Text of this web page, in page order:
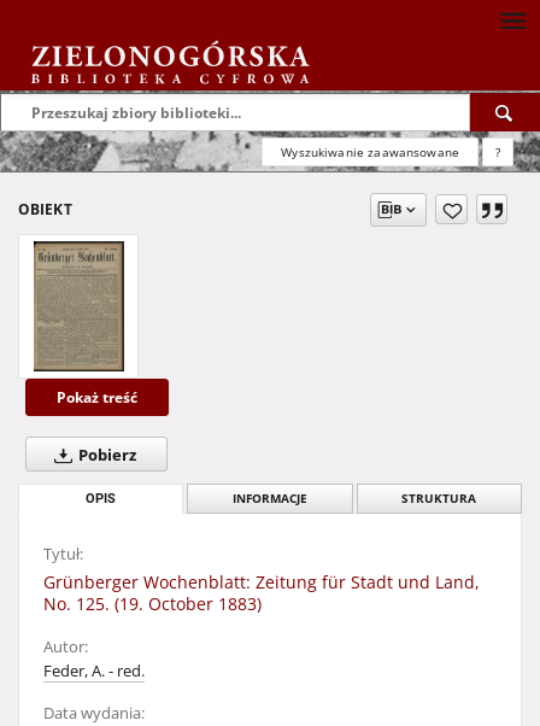
Wyszukiwanie zaawansowane ?
OBIEKT
Pokaż treść
Pobierz
OPIS INFORMACJE STRUKTURA
Tytuł:
Grünberger Wochenblatt: Zeitung für Stadt und Land,
No. 125. (19. October 1883)
Autor:
Feder, A. - red.
Data wydania: